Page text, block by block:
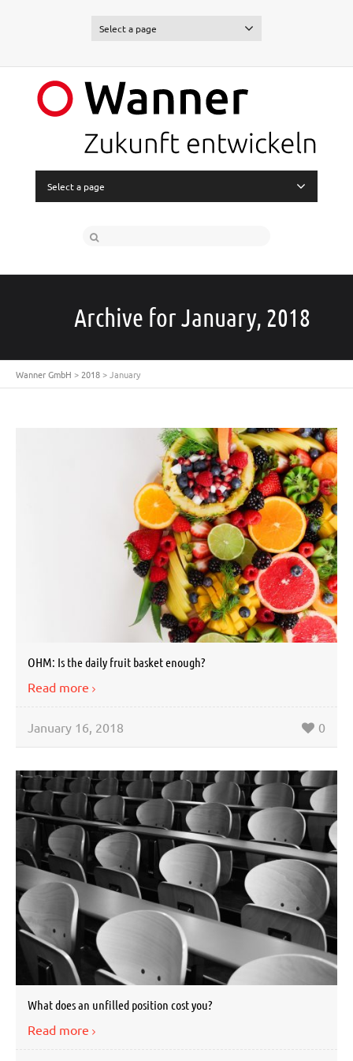
Select a page
Select a page
Archive for January, 2018
Wanner GmbH > 2018>January
OHM: Is the daily fruit basket enough?
Read more
January 16, 2018 0
What does an unfilled position cost you?
Read more